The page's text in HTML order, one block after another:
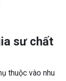
sư chất
thuộc vào nhu